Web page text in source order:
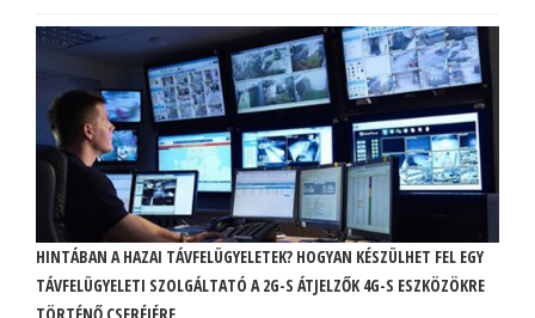
HINTÁBAN A HAZAI TÁVFELÜGYELETEK? HOGYAN KÉSZÜLHET FEL EGY
TÁVFELÜGYELETI SZOLGÁLTATÓ A 2G-S ÁTJELZŐK 4G-S ESZKÖZÖKRE